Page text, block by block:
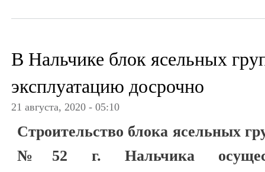
В Нальчике блок ясельных
эксплуатацию досрочно
21 августа, 2020 - 05:10
Строительство блока ясельных
№52 г. Нальчика